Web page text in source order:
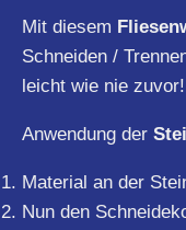
Mit diesem
Schneiden /
leicht wie nie zuvor!
Anwendung der
Material an der
Nun den